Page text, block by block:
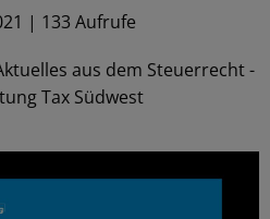
| 133 Aufrufe
aus dem Steuerrecht -
Tax Südwest